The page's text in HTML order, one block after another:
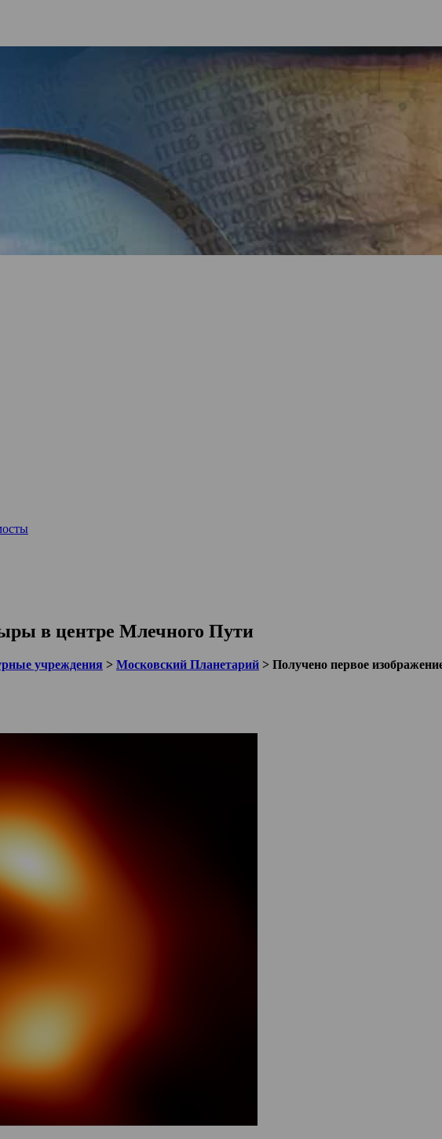
в центре Млечного Пути
учреждения > Московский Планетарий > Получено первое